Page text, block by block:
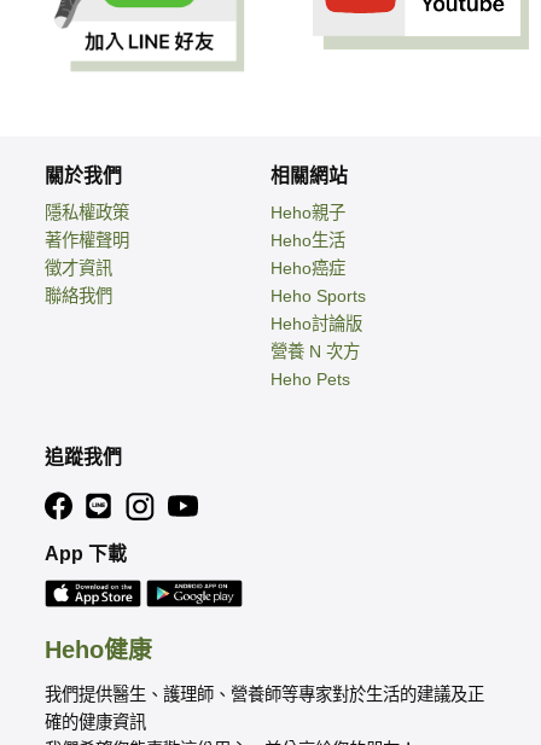
Heho健康
我們提供醫生、護理師、營養師等專家對於生活的建議及正
確的健康資訊
關於我們
隱私權政策
著作權聲明
徵才資訊
聯絡我們
相關網站
Heho親子
Heho生活
Heho癌症
Heho Sports
Heho討論版
營養 N 次方
Heho Pets
追蹤我們
App 下載